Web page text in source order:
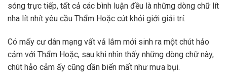
sóng trực tiếp, tất cả các bình luận đều là những dòng chữ lít
nha lít nhít yêu cầu Thẩm Hoặc cút khỏi giới giải trí.
Có mấy cư dân mạng vất vả lắm mới sinh ra một chút hảo
cảm với Thẩm Hoặc, sau khi nhìn thấy những dòng chữ này,
chút hảo cảm ấy cũng dần biến mất như mưa bụi.